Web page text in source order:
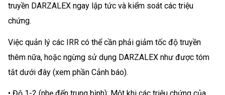
truyền DARZALEX ngay lập tức và kiểm soát các triệu
chứng.
Việc quản lý các IRR có thể cần phải giảm tốc độ truyền
thêm nữa, hoặc ngừng sử dụng DARZALEX như được tóm
tắt dưới đây (xem phần Cảnh báo).